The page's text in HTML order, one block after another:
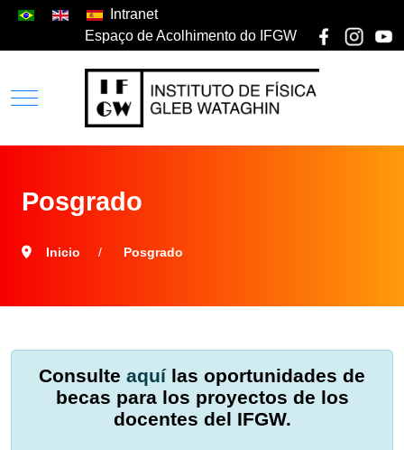
Intranet
Espaço de Acolhimento do IFGW
Posgrado
Inicio Posgrado
Consulte aquílas oportunidades de
becas para los proyectos de los
docentes del IFGW.